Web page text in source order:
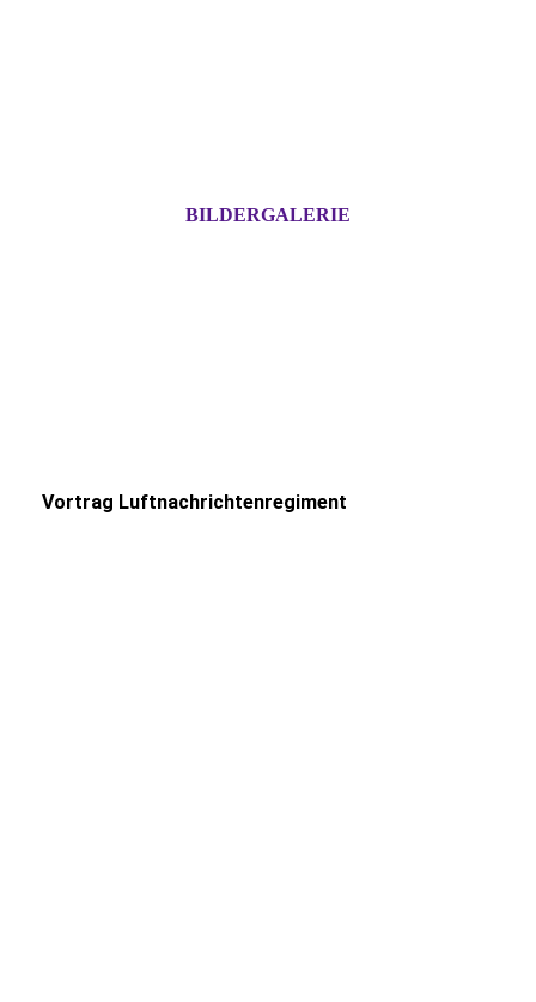
BILDERGALERIE
Vortrag Luftnachrichtenregiment